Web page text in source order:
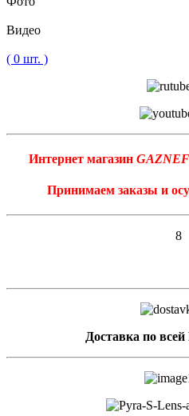
Видео
( 0 шт. )
Интернет магазин
Принимаем заказы и
8
Доставка по